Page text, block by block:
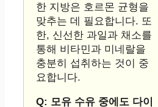
한 지방은 호르몬 균형을
맞추는 데 필요합니다. 또
한, 신선한 과일과 채소를
통해 비타민과 미네랄을
충분히 섭취하는 것이 중
요합니다.
Q: 모유 수유 중에도 다이